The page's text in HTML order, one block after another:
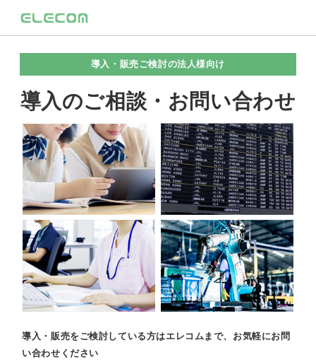
導入・販売ご検討の法人様向け
導入のご相談・お問い合わせ
導入・販売をご検討している方はエレコムまで、お気軽にお問
い合わせください